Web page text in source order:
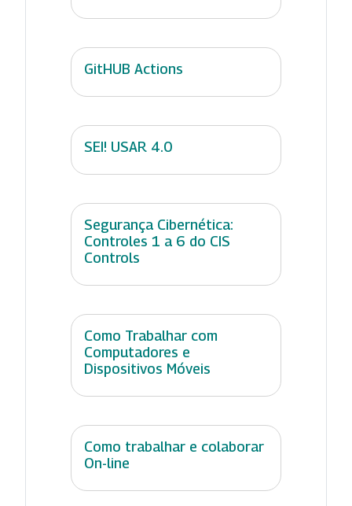
GitHUB Actions
SEI! USAR 4.0
Segurança Cibernética:
Controles 1 a 6 do CIS
Controls
Como Trabalhar com
Computadores e
Dispositivos Móveis
Como trabalhar e colaborar
On-line